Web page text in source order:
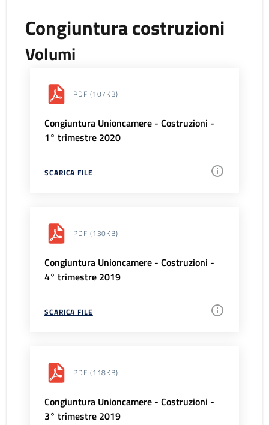
Congiuntura costruzioni
Volumi
PDF (107KB)
Congiuntura Unioncamere - Costruzioni -
1° trimestre 2020
SCARICA FILE
PDF (130KB)
Congiuntura Unioncamere - Costruzioni -
4° trimestre 2019
SCARICA FILE
PDF (118KB)
Congiuntura Unioncamere - Costruzioni -
3° trimestre 2019